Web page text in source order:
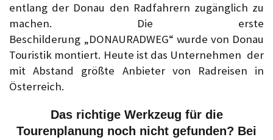
entlang der Donau den Radfahrern zugänglich zu
machen. Die erste
Beschilderung „DONAURADWEG“ wurde von Donau
Touristik montiert. Heute ist das Unternehmen der
mit Abstand größte Anbieter von Radreisen in
Österreich.
Das richtige Werkzeug für die
Tourenplanung noch nicht gefunden? Bei